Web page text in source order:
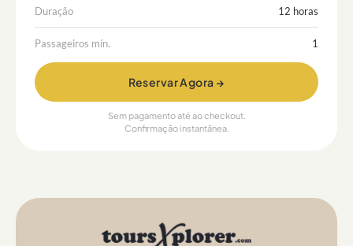
Duração 12 horas
Passageiros mín. 1
Reservar Agora →
Sem pagamento até ao checkout.
Confirmação instantânea.